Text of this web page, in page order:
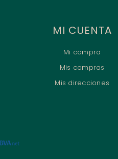
MI CUENTA
Mi compra
Mis compras
Mis direcciones